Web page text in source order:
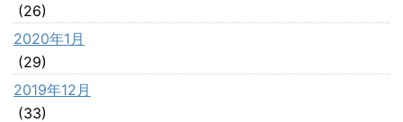
(26)
2020年1月
(29)
2019年12月
(33)